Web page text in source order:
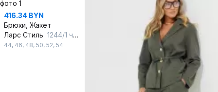
416.34 BYN
Брюки, Жакет
Ларс Стиль 1244/1 черный
44, 46, 48, 50, 52, 54